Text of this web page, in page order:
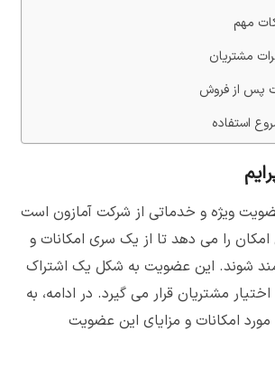
مهم
مشتریان
پس از فروش
استفاده
ویژه و خدماتی از شرکت آمازون است
را می دهد تا از یک سری امکانات و
شوند. این عضویت به شکل یک اشتراک
اختیار مشتریان قرار می گیرد. در ادامه، به
امکانات و مزایای این عضویت